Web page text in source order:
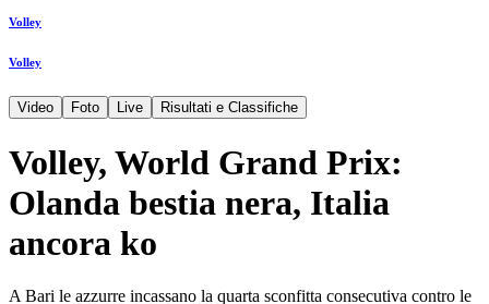
Volley
Volley
Video Foto Live Risultati e Classifiche
Volley, World Grand Prix:
Olanda bestia nera, Italia
ancora ko
A Bari le azzurre incassano la quarta sconfitta consecutiva contro le